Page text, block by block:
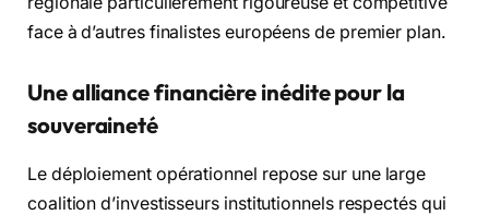
face à d’autres finalistes européens de premier plan.
Une alliance financière inédite pour la
souveraineté
Le déploiement opérationnel repose sur une large
coalition d’investisseurs institutionnels respectés qui